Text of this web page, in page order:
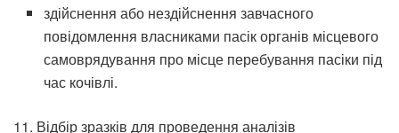
здійснення або нездійснення завчасного
повідомлення власниками пасік органів місцевого
самоврядування про місце перебування пасіки під
час кочівлі.
11. Відбір зразків для проведення аналізів